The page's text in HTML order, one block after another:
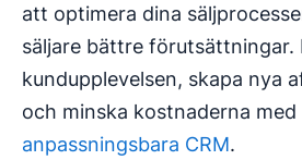
att optimera dina
säljare bättre förutsättningar.
kundupplevelsen, skapa nya
och minska kostnaderna med
anpassningsbara CRM.